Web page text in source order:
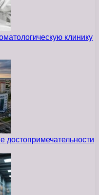
клинику
достопримечательности